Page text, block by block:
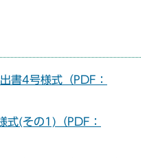
書4号様式（PDF：
式(その1)（PDF：